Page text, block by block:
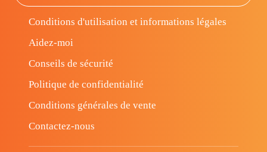
Conditions d'utilisation et informations légales
Aidez-moi
Conseils de sécurité
Politique de confidentialité
Conditions générales de vente
Contactez-nous